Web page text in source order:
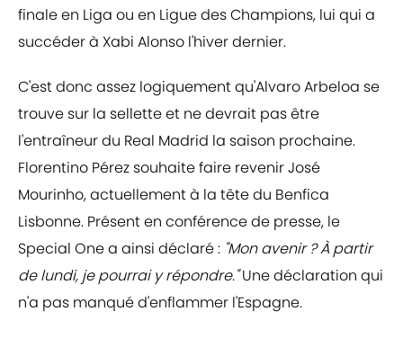
finale en Liga ou en Ligue des Champions, lui qui a
succéder à Xabi Alonso l'hiver dernier.
C'est donc assez logiquement qu'Alvaro Arbeloa se
trouve sur la sellette et ne devrait pas être
l'entraîneur du Real Madrid la saison prochaine.
Florentino Pérez souhaite faire revenir José
Mourinho, actuellement à la tête du Benfica
Lisbonne. Présent en conférence de presse, le
Special One a ainsi déclaré : "Mon avenir ? À partir
de lundi, je pourrai y répondre."Une déclaration qui
n'a pas manqué d'enflammer l'Espagne.